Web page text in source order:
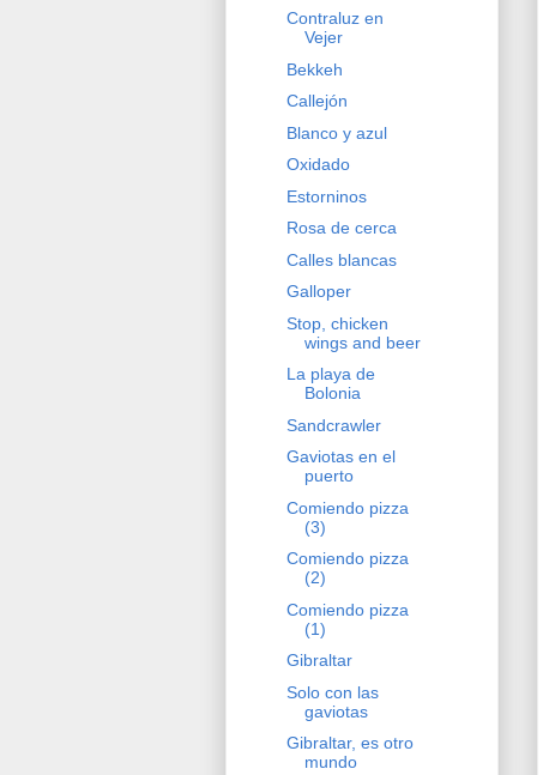
Contraluz en
Vejer
Bekkeh
Callejón
Blanco y azul
Oxidado
Estorninos
Rosa de cerca
Calles blancas
Galloper
Stop, chicken
wings and beer
La playa de
Bolonia
Sandcrawler
Gaviotas en el
puerto
Comiendo pizza
(3)
Comiendo pizza
(2)
Comiendo pizza
(1)
Gibraltar
Solo con las
gaviotas
Gibraltar, es otro
mundo